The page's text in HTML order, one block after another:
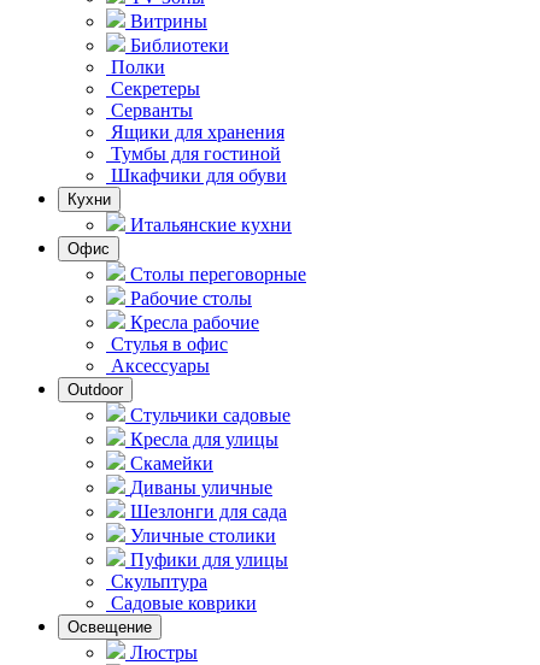
Витрины
Библиотеки
Полки
Секретеры
Серванты
Ящики для хранения
Тумбы для гостиной
Шкафчики для обуви
Кухни
Итальянские кухни
Офис
Столы переговорные
Рабочие столы
Кресла рабочие
Стулья в офис
Аксессуары
Outdoor
Стульчики садовые
Кресла для улицы
Скамейки
Диваны уличные
Шезлонги для сада
Уличные столики
Пуфики для улицы
Скульптура
Садовые коврики
Освещение
Люстры